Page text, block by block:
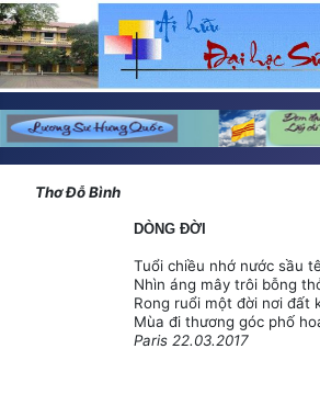
Thơ Đỗ Bình
DÒNG ĐỜI
Tuổi chiều nhớ nước sầu
Nhìn áng mây trôi bỗng
Rong ruổi một đời nơi đất
Mùa đi thương góc phố
Paris 22.03.2017